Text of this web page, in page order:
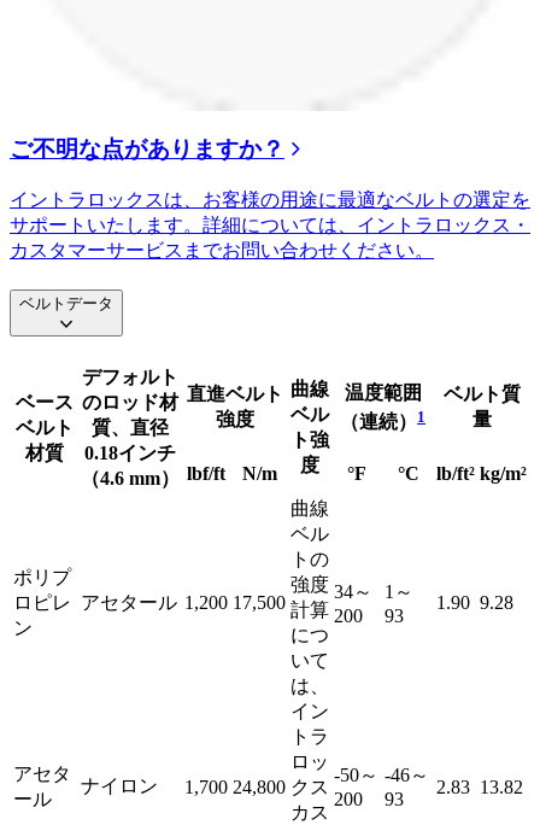
ご不明な点がありますか？
イントラロックスは、お客様の用途に最適なベルトの選定を
サポートいたします。詳細については、イントラロックス・
カスタマーサービスまでお問い合わせください。
ベルトデータ
ベース
ベルト
材質
デフォルト
のロッド材
質、直径
0.18インチ
（4.6 mm）
直進ベルト
強度
曲線
ベル
ト強
度
温度範囲
（連続）
1
ベルト質
量
lbf/ft N/m °F °C lb/ft² kg/m²
ポリプ
ロピレ
ン
アセタール 1,200 17,500
曲線
ベル
トの
強度
計算
につ
いて
は、
イン
トラ
ロッ
クス
カス
34～
200
1～
93
1.90 9.28
アセタ
ール
ナイロン 1,700 24,800
-50～
200
-46～
93
2.83 13.82